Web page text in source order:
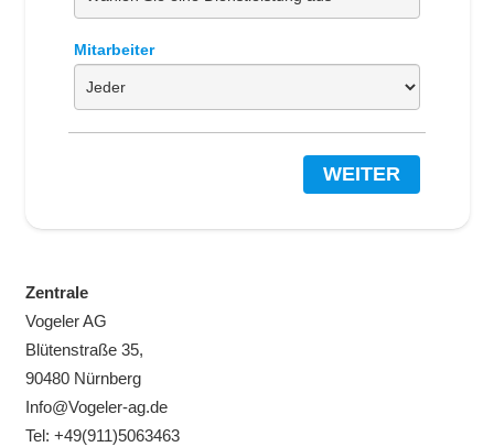
Mitarbeiter
WEITER
Zentrale
Vogeler AG
Blütenstraße 35,
90480 Nürnberg
Info@Vogeler-ag.de
Tel: +49(911)5063463